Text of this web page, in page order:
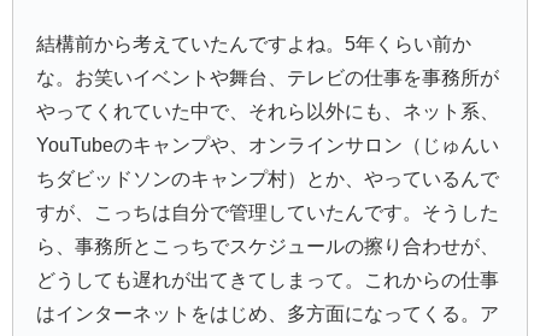
結構前から考えていたんですよね。5年くらい前か
な。お笑いイベントや舞台、テレビの仕事を事務所が
やってくれていた中で、それら以外にも、ネット系、
YouTubeのキャンプや、オンラインサロン（じゅんい
ちダビッドソンのキャンプ村）とか、やっているんで
すが、こっちは自分で管理していたんです。そうした
ら、事務所とこっちでスケジュールの擦り合わせが、
どうしても遅れが出てきてしまって。これからの仕事
はインターネットをはじめ、多方面になってくる。ア